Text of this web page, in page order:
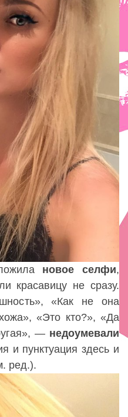
новое селфи,
красавицу не сразу.
«Как не она
«Это кто?», «Да
— недоумевали
и пунктуация здесь и
ред.).